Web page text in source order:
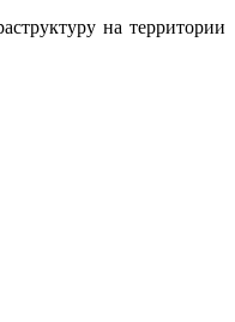
на территории